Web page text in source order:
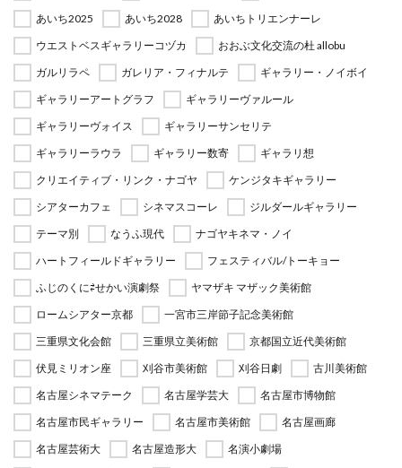
あいち2025
あいち2028
あいちトリエンナーレ
ウエストベスギャラリーコヅカ
おおぶ文化交流の杜 allobu
ガルリラペ
ガレリア・フィナルテ
ギャラリー・ノイボイ
ギャラリーアートグラフ
ギャラリーヴァルール
ギャラリーヴォイス
ギャラリーサンセリテ
ギャラリーラウラ
ギャラリー数寄
ギャラリ想
クリエイティブ・リンク・ナゴヤ
ケンジタキギャラリー
シアターカフェ
シネマスコーレ
ジルダールギャラリー
テーマ別
なうふ現代
ナゴヤキネマ・ノイ
ハートフィールドギャラリー
フェスティバル/トーキョー
ふじのくに⇄せかい演劇祭
ヤマザキ マザック美術館
ロームシアター京都
一宮市三岸節子記念美術館
三重県文化会館
三重県立美術館
京都国立近代美術館
伏見ミリオン座
刈谷市美術館 刈谷日劇
古川美術館
名古屋シネマテーク
名古屋学芸大
名古屋市博物館
名古屋市民ギャラリー
名古屋市美術館
名古屋画廊
名古屋芸術大
名古屋造形大
名演小劇場